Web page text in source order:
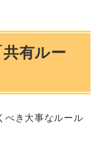
有ルー
べき大事なルール